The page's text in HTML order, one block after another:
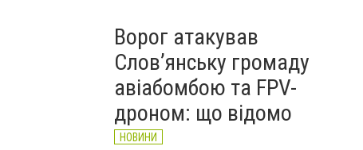
Ворог атакував
Слов’янську громаду
авіабомбою та FPV-
дроном: що відомо
НОВИНИ